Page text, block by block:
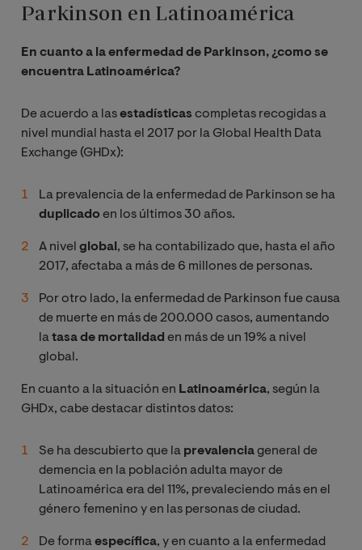
Parkinson en Latinoamérica
En cuanto a la enfermedad de Parkinson, ¿como se
encuentra Latinoamérica?
De acuerdo a lasestadísticas completas recogidas a
nivel mundial hasta el 2017 por la Global Health Data
Exchange (GHDx):
La prevalencia de la enfermedad de Parkinson se ha
duplicadoen los últimos 30 años.
A nivel global , se ha contabilizado que, hasta el año
2017, afectaba a más de 6 millones de personas.
Por otro lado, la enfermedad de Parkinson fue causa
de muerte en más de 200.000 casos, aumentando
latasa de mortalidad en más de un 19% a nivel
global.
En cuanto a la situación en Latinoamérica, según la
GHDx, cabe destacar distintos datos:
Se ha descubierto que la prevalenciageneral de
demencia en la población adulta mayor de
Latinoamérica era del 11%, prevaleciendo más en el
género femenino y en las personas de ciudad.
De formaespecífica, y en cuanto a la enfermedad